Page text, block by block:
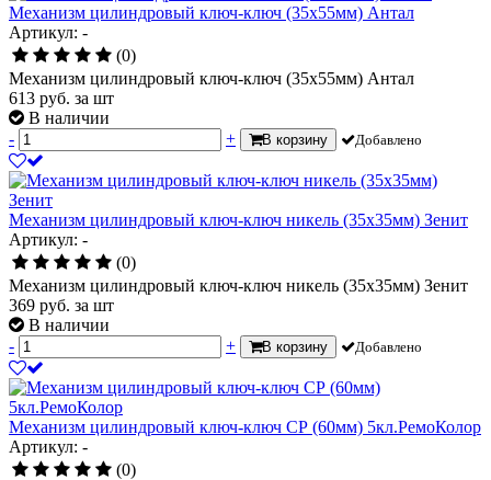
Механизм цилиндровый ключ-ключ (35х55мм) Антал
Артикул: -
(0)
Механизм цилиндровый ключ-ключ (35х55мм) Антал
613 руб. за шт
В наличии
-
+ В корзину Добавлено
Механизм цилиндровый ключ-ключ никель (35х35мм) Зенит
Артикул: -
(0)
Механизм цилиндровый ключ-ключ никель (35х35мм) Зенит
369 руб. за шт
В наличии
-
+ В корзину Добавлено
Механизм цилиндровый ключ-ключ СР (60мм) 5кл.РемоКолор
Артикул: -
(0)